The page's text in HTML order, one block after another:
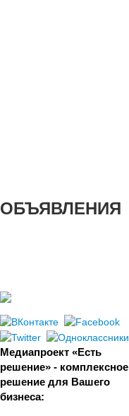
ОБЪЯВЛЕНИЯ
Медиапроект «Есть
решение» - комплексное
решение для Вашего
бизнеса: